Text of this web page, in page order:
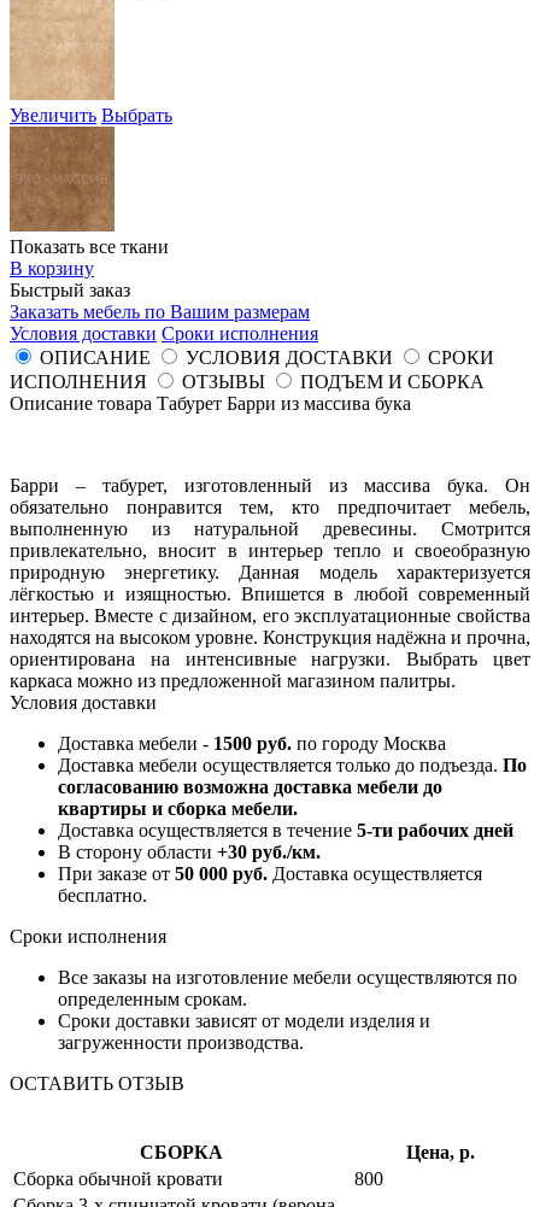
Увеличить Выбрать
Показать все ткани
В корзину
Быстрый заказ
Заказать мебель по Вашим размерам
Условия доставки Сроки исполнения
ОПИСАНИЕ
УСЛОВИЯ ДОСТАВКИ
СРОКИ
ИСПОЛНЕНИЯ
ОТЗЫВЫ
ПОДЪЕМ И СБОРКА
Описание товара Табурет Барри из массива бука
Барри – табурет, изготовленный из массива бука. Он
обязательно понравится тем, кто предпочитает мебель,
выполненную из натуральной древесины. Смотрится
привлекательно, вносит в интерьер тепло и своеобразную
природную энергетику. Данная модель характеризуется
лёгкостью и изящностью. Впишется в любой современный
интерьер. Вместе с дизайном, его эксплуатационные свойства
находятся на высоком уровне. Конструкция надёжна и прочна,
ориентирована на интенсивные нагрузки. Выбрать цвет
каркаса можно из предложенной магазином палитры.
Условия доставки
Доставка мебели - 1500 руб. по городу Москва
Доставка мебели осуществляется только до подъезда. По
согласованию возможна доставка мебели до
квартиры и сборка мебели.
Доставка осуществляется в течение 5-ти рабочих дней
В сторону области +30 руб./км.
При заказе от 50 000 руб. Доставка осуществляется
бесплатно.
Сроки исполнения
Все заказы на изготовление мебели осуществляются по
определенным срокам.
Сроки доставки зависят от модели изделия и
загруженности производства.
ОСТАВИТЬ ОТЗЫВ
СБОРКА
Цена, р.
Сборка обычной кровати
800